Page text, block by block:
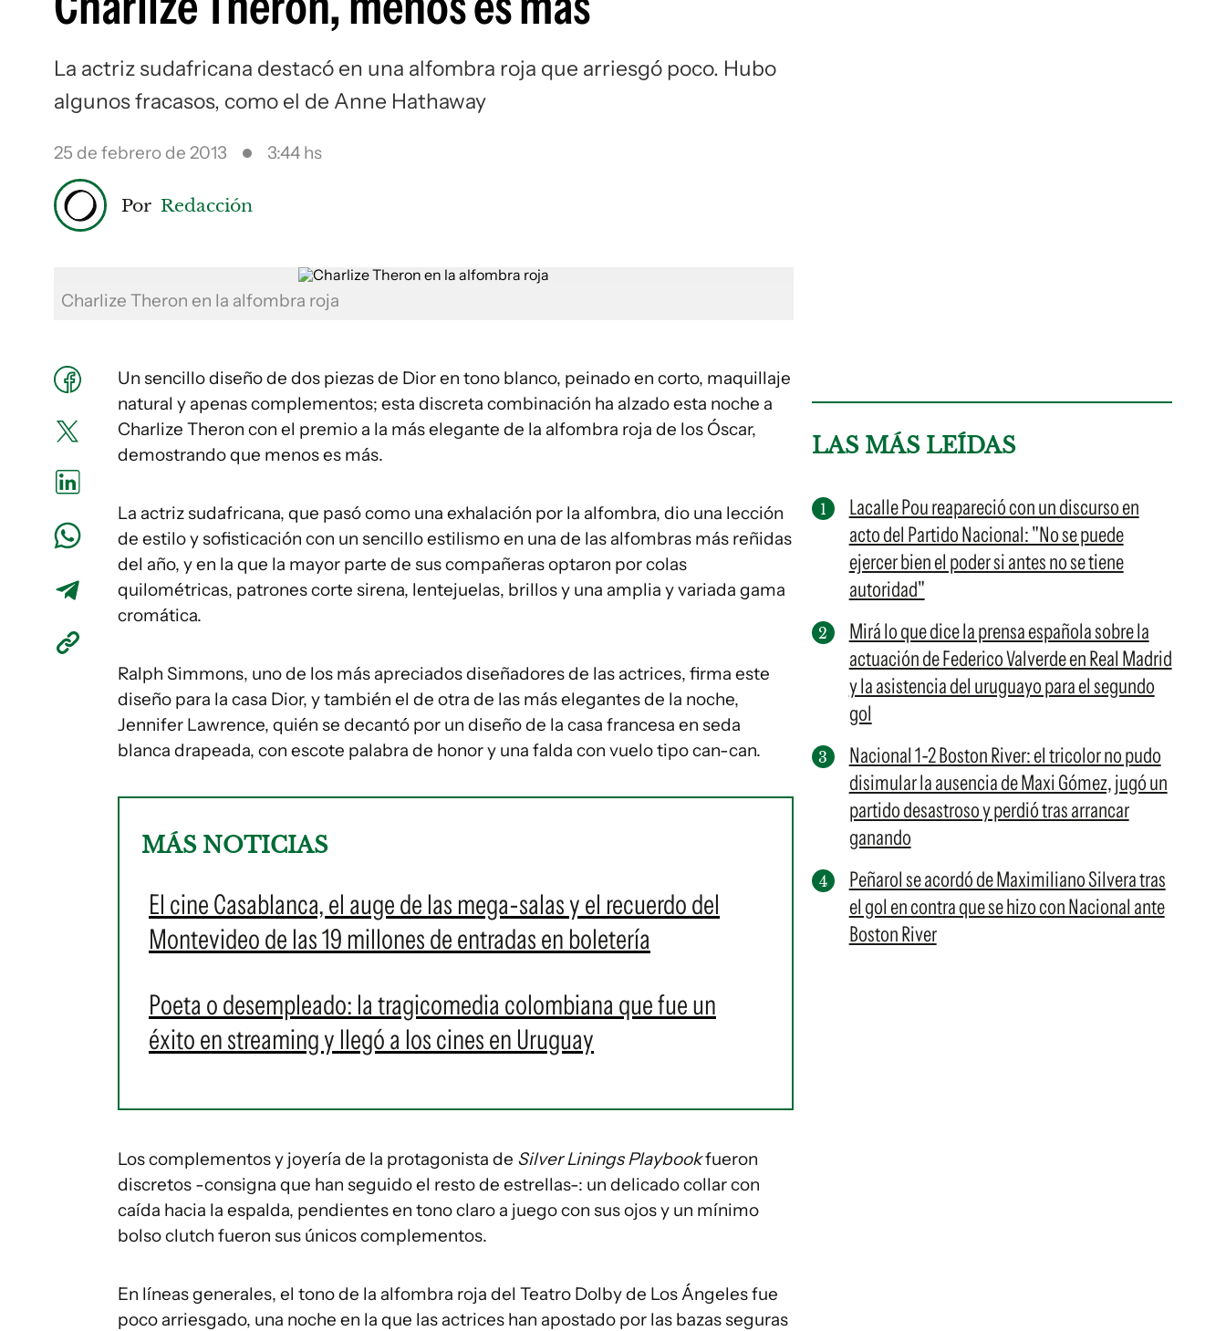
La actriz sudafricana destacó en una alfombra roja que arriesgó poco. Hubo
algunos fracasos, como el de Anne Hathaway
25 de febrero de 2013 3:44 hs
Por Redacción
Charlize Theron en la alfombra roja
Un sencillo diseño de dos piezas de Dior en tono blanco, peinado en corto, maquillaje
natural y apenas complementos; esta discreta combinación ha alzado esta noche a
Charlize Theron con el premio a la más elegante de la alfombra roja de los Óscar,
demostrando que menos es más.
La actriz sudafricana, que pasó como una exhalación por la alfombra, dio una lección
de estilo y sofisticación con un sencillo estilismo en una de las alfombras más reñidas
del año, y en la que la mayor parte de sus compañeras optaron por colas
quilométricas, patrones corte sirena, lentejuelas, brillos y una amplia y variada gama
cromática.
Ralph Simmons, uno de los más apreciados diseñadores de las actrices, firma este
diseño para la casa Dior, y también el de otra de las más elegantes de la noche,
Jennifer Lawrence, quién se decantó por un diseño de la casa francesa en seda
blanca drapeada, con escote palabra de honor y una falda con vuelo tipo can-can.
MÁS NOTICIAS
El cine Casablanca, el auge de las mega-salas y el recuerdo del
Montevideo de las 19 millones de entradas en boletería
Poeta o desempleado: la tragicomedia colombiana que fue un
éxito en streaming y llegó a los cines en Uruguay
Los complementos y joyería de la protagonista de Silver Linings Playbookfueron
discretos -consigna que han seguido el resto de estrellas-: un delicado collar con
caída hacia la espalda, pendientes en tono claro a juego con sus ojos y un mínimo
bolso clutch fueron sus únicos complementos.
En líneas generales, el tono de la alfombra roja del Teatro Dolby de Los Ángeles fue
poco arriesgado, una noche en la que las actrices han apostado por las bazas seguras
LAS MÁS LEÍDAS
Lacalle Pou reapareció con un discurso en
acto del Partido Nacional: "No se puede
ejercer bien el poder si antes no se tiene
autoridad"
Mirá lo que dice la prensa española sobre la
actuación de Federico Valverde en Real Madrid
y la asistencia del uruguayo para el segundo
gol
Nacional 1-2 Boston River: el tricolor no pudo
disimular la ausencia de Maxi Gómez, jugó un
partido desastroso y perdió tras arrancar
ganando
Peñarol se acordó de Maximiliano Silvera tras
el gol en contra que se hizo con Nacional ante
Boston River